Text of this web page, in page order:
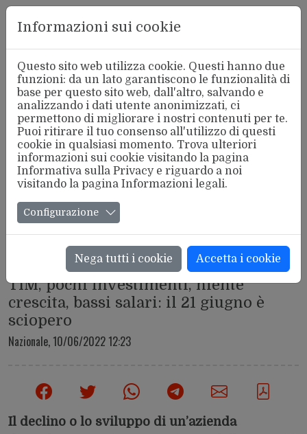
Aderente
DAI LUOGHI DI LAVORO LP
TIM, pochi investimenti, niente
crescita, bassi salari: il 21 giugno è
sciopero
Nazionale, 10/06/2022 12:23
Il declino o lo sviluppo di un’azienda
Informazioni sui cookie
Questo sito web utilizza cookie. Questi hanno due
funzioni: da un lato garantiscono le funzionalità di
base per questo sito web, dall'altro, salvando e
analizzando i dati utente anonimizzati, ci
permettono di migliorare i nostri contenuti per te.
Puoi ritirare il tuo consenso all'utilizzo di questi
cookie in qualsiasi momento. Trova ulteriori
informazioni sui cookie visitando la pagina
Informativa sulla Privacye riguardo a noi
visitando la pagina Informazioni legali.
Configurazione
Nega tutti i cookie Accetta i cookie